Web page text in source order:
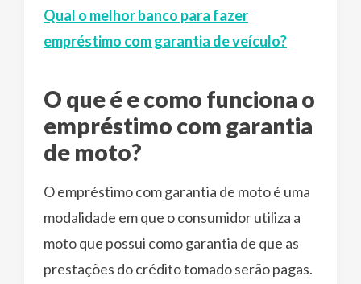
Qual o melhor banco para fazer
empréstimo com garantia de veículo?
O que é e como funciona o
empréstimo com garantia
de moto?
O empréstimo com garantia de moto é uma
modalidade em que o consumidor utiliza a
moto que possui como garantia de que as
prestações do crédito tomado serão pagas.